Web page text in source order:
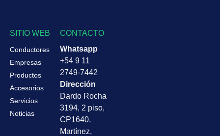
SITIO WEB
Conductores
Empresas
Productos
Accesorios
Servicios
Noticias
CONTACTO
Whatsapp
+54 9 11
2749-7442
Dirección
Dardo Rocha
3194, 2 piso,
CP1640,
Martínez,